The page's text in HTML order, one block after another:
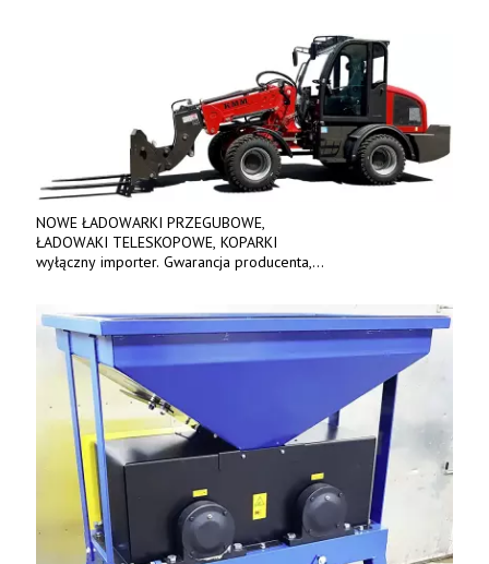
NOWE ŁADOWARKI PRZEGUBOWE,
ŁADOWAKI TELESKOPOWE, KOPARKI
wyłączny importer. Gwarancja producenta,
Tel: 509-365-675. www.kmm.info.pl